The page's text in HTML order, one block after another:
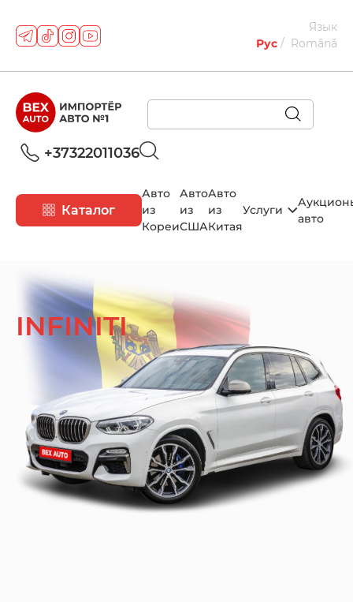
Язык
Рус
Română
+37322011036
Каталог
Авто
из
Кореи
Авто
из
США
Авто
из
Китая
Услуги
авто
INFINITI